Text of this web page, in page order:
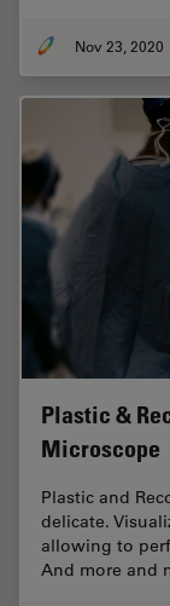
Nov 23, 2020
Plastic &
Microscope
Plastic and
delicate.
allowing to
And more and